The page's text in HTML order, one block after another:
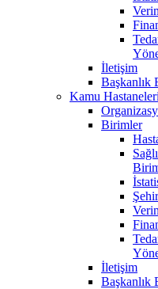
İletişim
Başkanlık
Kamu
Birimler
İletişim
Başkanlık